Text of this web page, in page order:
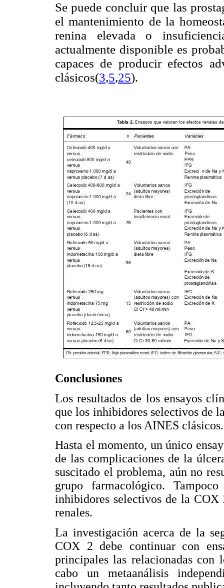
Se puede concluir que las
el mantenimiento de la
renina elevada o
actualmente disponible es
capaces de producir efectos
clásicos(3,5,25).
Conclusiones
Los resultados de los ensayos
que los inhibidores selectivos de
con respecto a los AINES clásicos.
Hasta el momento, un único
de las complicaciones de la
suscitado el problema, aún no
grupo farmacológico.
inhibidores selectivos de la COX
renales.
La investigación acerca de la
COX 2 debe continuar con
principales las relacionadas con
cabo un metaanálisis